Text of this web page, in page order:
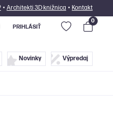
• Architekti 3D knižnica • Kontakt
PRIHLÁSIŤ
0
Novinky Výpredaj